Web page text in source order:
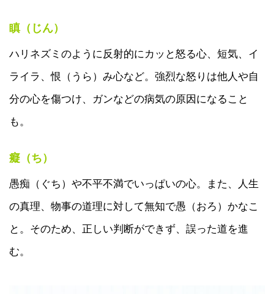
瞋（じん）
ハリネズミのように反射的にカッと怒る心、短気、イ
ライラ、恨（うら）み心など。強烈な怒りは他人や自
分の心を傷つけ、ガンなどの病気の原因になること
も。
癡（ち）
愚痴（ぐち）や不平不満でいっぱいの心。また、人生
の真理、物事の道理に対して無知で愚（おろ）かなこ
と。そのため、正しい判断ができず、誤った道を進
む。